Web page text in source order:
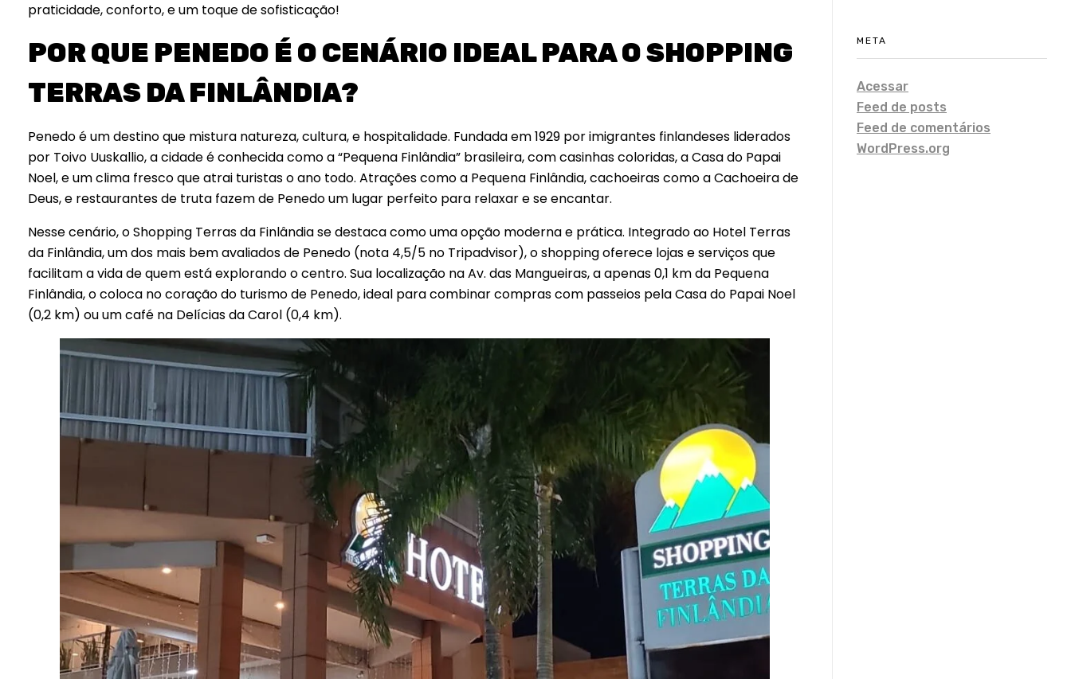
praticidade, conforto, e um toque de sofisticação!
POR QUE PENEDO É O CENÁRIO IDEAL PARA O SHOPPING
TERRAS DA FINLÂNDIA?
Penedo é um destino que mistura natureza, cultura, e hospitalidade. Fundada em 1929 por imigrantes finlandeses liderados
por Toivo Uuskallio, a cidade é conhecida como a “Pequena Finlândia” brasileira, com casinhas coloridas, a Casa do Papai
Noel, e um clima fresco que atrai turistas o ano todo. Atrações como a Pequena Finlândia, cachoeiras como a Cachoeira de
Deus, e restaurantes de truta fazem de Penedo um lugar perfeito para relaxar e se encantar.
Nesse cenário, o Shopping Terras da Finlândia se destaca como uma opção moderna e prática. Integrado ao Hotel Terras
da Finlândia, um dos mais bem avaliados de Penedo (nota 4,5/5 no Tripadvisor), o shopping oferece lojas e serviços que
facilitam a vida de quem está explorando o centro. Sua localização na Av. das Mangueiras, a apenas 0,1 km da Pequena
Finlândia, o coloca no coração do turismo de Penedo, ideal para combinar compras com passeios pela Casa do Papai Noel
(0,2 km) ou um café na Delícias da Carol (0,4 km).
META
Acessar
Feed de posts
Feed de comentários
WordPress.org